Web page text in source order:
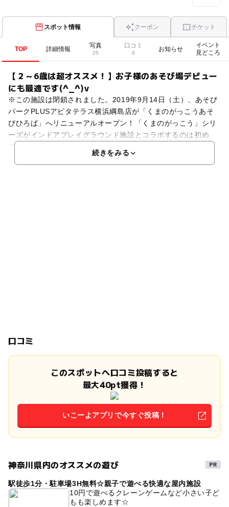
スポット情報 クーポン チケット
TOP 詳細情報 写真
25
口コミ
0
お知らせ
イベント
見どころ
【２～6歳は超オススメ！】お子様のあそび場デビュー
にも最適です(^_^)v
※この施設は閉鎖されました。2019年9月14日（土）、あそび
パークPLUSアピタテラス横浜綱島店が「くまのがっこうあそ
びひろば」へリニューアルオープン！「くまのがっこう」シリ
ーズがインドアプレイグラウンド施設とコラボするのは初め
て。物語の世界観を存分に味わうことができるあそび場
続きをみる
口コミ
このスポットへ口コミ投稿すると
最大40pt獲得！
いこーよアプリで今すぐ投稿！
神奈川県内のオススメの遊び
駅徒歩1分・駐車場3H無料☆親子で遊べる快適な屋内施設
10円で遊べるクレーンゲームなど小さい子ど
もも楽しめます☆